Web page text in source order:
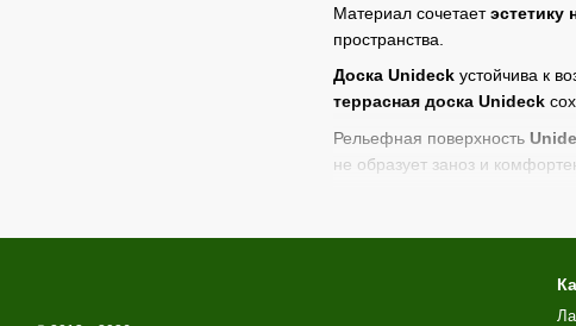
Материал сочетаетэстетику
пространства.
Доска Unideck устойчива к
террасная доска Unideck
Рельефная поверхность
не образует заноз и
специалисты помогут